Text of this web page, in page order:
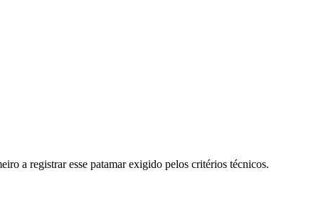
a registrar esse patamar exigido pelos critérios técnicos.